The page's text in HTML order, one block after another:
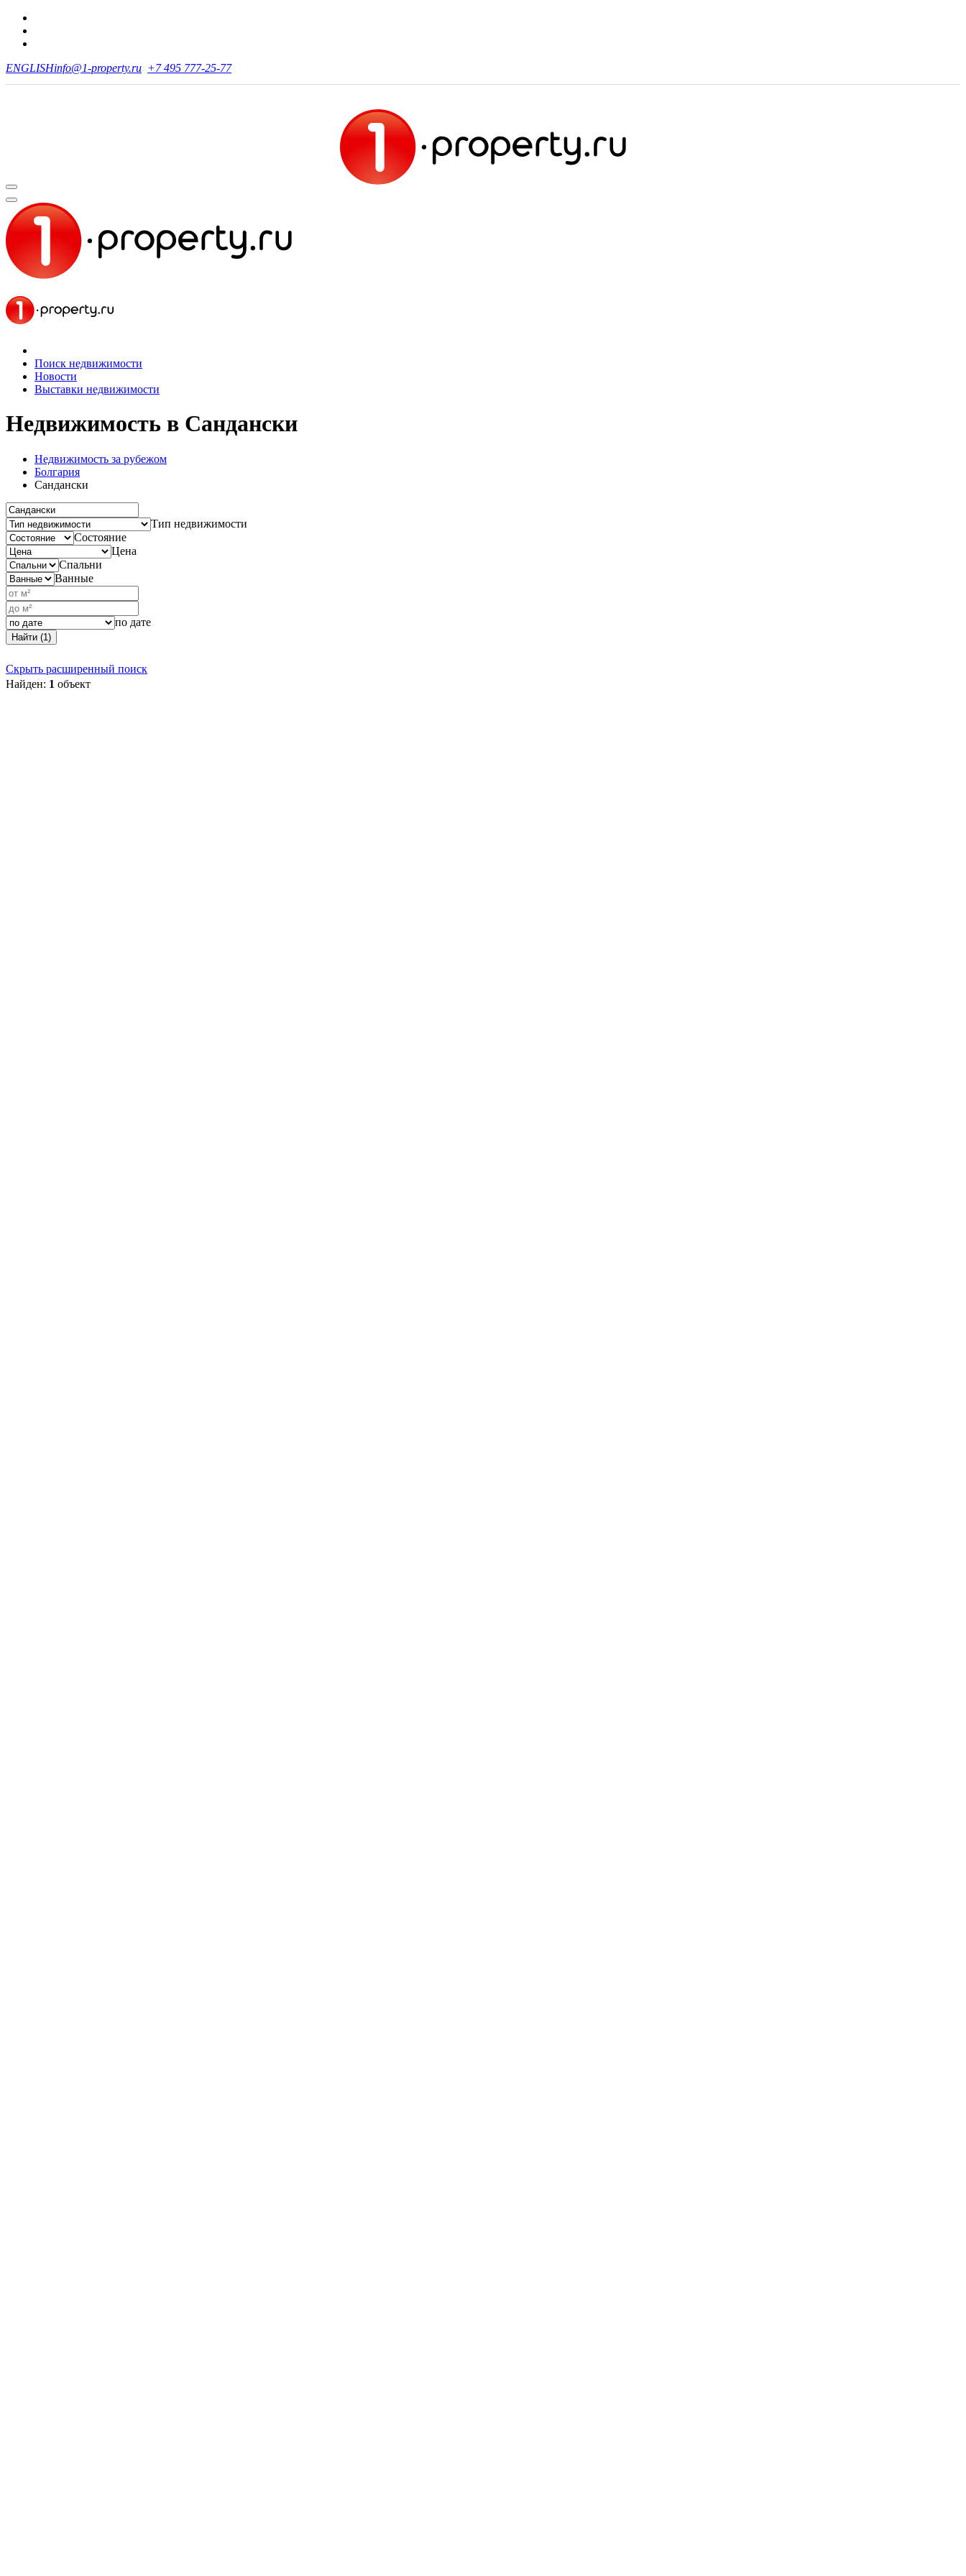
ENGLISHinfo@1-property.ru +7 495 777-25-77
Поиск недвижимости
Новости
Выставки недвижимости
Недвижимость в Сандански
Недвижимость за рубежом
Болгария
Сандански
Тип недвижимости
Состояние
Цена
Спальни
Ванные
по дате
Найти (1)
Скрыть расширенный поиск
Найден: 1 объект